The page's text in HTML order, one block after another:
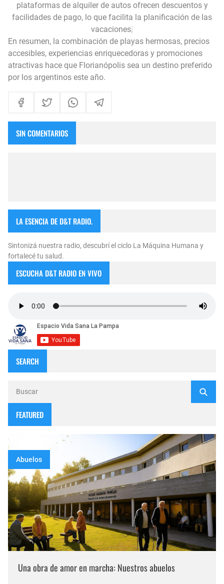
plataformas de alquiler de autos ofrecen descuentos y
facilidades de pago, lo que facilita la planificación de las
vacaciones.
En resumen, la combinación de playas hermosas, precios
accesibles, experiencias enriquecedoras y promociones
atractivas hace que Florianópolis sea un destino preferido
por los argentinos este año.
SIN COMENTARIOS
LA ESENCIA DE D&T RADIO.
Sintonizá nuestra radio, descubrí el ciclo La Máquina Humana y
fortalecé tu salud.
ESCUCHA D&T RADIO EN VIVO
SEARCH
FEATURED
Abuelos
Una obra de amor en marcha: Nuestros abuelos